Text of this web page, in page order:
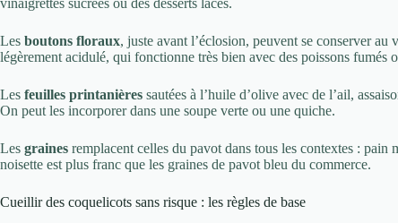
vinaigrettes sucrées ou des desserts lacés.
Les boutons floraux, juste avant l’éclosion, peuvent se conserver
légèrement acidulé, qui fonctionne très bien avec des poissons fumés
Les feuilles printanières sautées à l’huile d’olive avec de l’ail,
On peut les incorporer dans une soupe verte ou une quiche.
Les graines remplacent celles du pavot dans tous les contextes :
noisette est plus franc que les graines de pavot bleu du commerce.
Cueillir des coquelicots sans risque : les règles de base